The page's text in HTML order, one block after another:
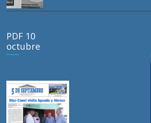
PDF 10
octubre